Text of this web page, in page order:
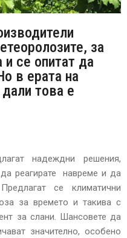
за
и се опитат да
в ерата на
това е
надеждни решения,
реагирате навреме и да
се климатични
за времето и такива с
за слани. Шансовете да
значително, особено